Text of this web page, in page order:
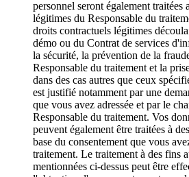
personnel seront également traitées
légitimes du Responsable du
droits contractuels légitimes
démo ou du Contrat de services
la sécurité, la prévention de la
Responsable du traitement et la
dans des cas autres que ceux
est justifié notamment par une
que vous avez adressée et par le
Responsable du traitement. Vos
peuvent également être traitées à
base du consentement que vous
traitement. Le traitement à des fins
mentionnées ci-dessus peut être